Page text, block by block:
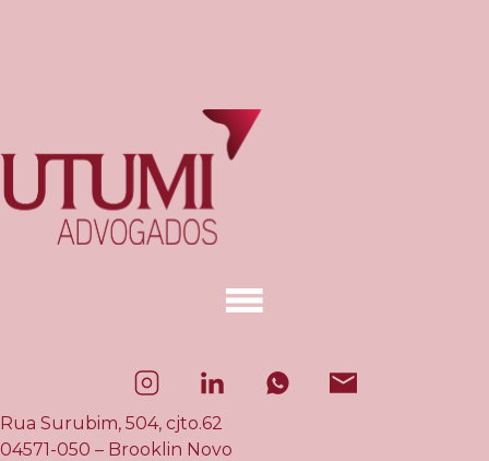
Rua Surubim, 504, cjto.62
04571-050 – Brooklin Novo